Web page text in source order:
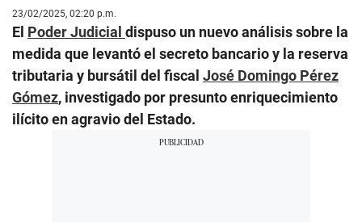
23/02/2025, 02:20 p.m.
El Poder Judicial dispuso un nuevo análisis sobre la
medida que levantó el secreto bancario y la reserva
tributaria y bursátil del fiscal José Domingo Pérez
Gómez, investigado por presunto enriquecimiento
ilícito en agravio del Estado.